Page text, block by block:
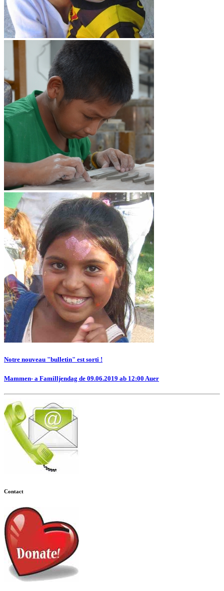
Notre nouveau "bulletin" est sorti !
Mammen- a Familljendag de 09.06.2019 ab 12:00 Auer
Contact